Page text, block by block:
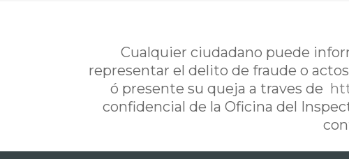
Cualquier ciudadano puede
representar el delito de fraude o
ó presente su queja a traves de
confidencial de la Oficina del